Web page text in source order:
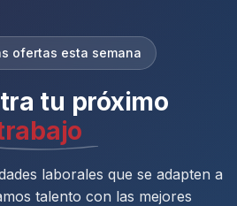
ofertas esta semana
tu próxima
laborales que se adapten a
talento con las mejores